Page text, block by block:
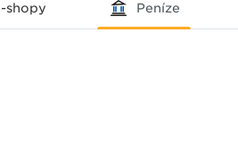
shopy Peníze